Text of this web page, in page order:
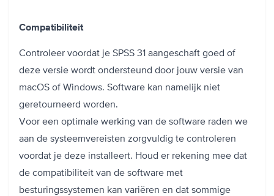
Compatibiliteit
Controleer voordat je SPSS 31 aangeschaft goed of
deze versie wordt ondersteund door jouw versie van
macOS of Windows. Software kan namelijk niet
geretourneerd worden.
Voor een optimale werking van de software raden we
aan de systeemvereisten zorgvuldig te controleren
voordat je deze installeert. Houd er rekening mee dat
de compatibiliteit van de software met
besturingssystemen kan variëren en dat sommige